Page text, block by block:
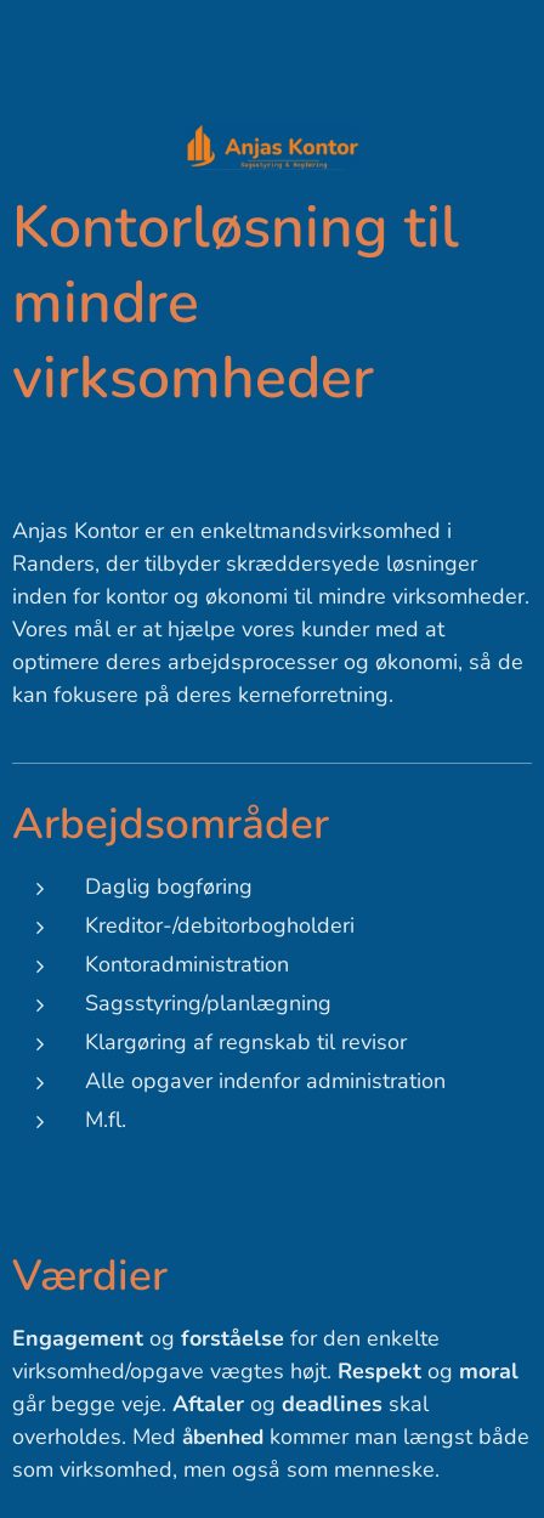
Kontorløsning til
mindre
virksomheder
Anjas Kontor er en enkeltmandsvirksomhed i
Randers, der tilbyder skræddersyede løsninger
inden for kontor og økonomi til mindre virksomheder.
Vores mål er at hjælpe vores kunder med at
optimere deres arbejdsprocesser og økonomi, så de
kan fokusere på deres kerneforretning.
Arbejdsområder
Daglig bogføring
Kreditor-/debitorbogholderi
Kontoradministration
Sagsstyring/planlægning
Klargøring af regnskab til revisor
Alle opgaver indenfor administration
M.fl.
Værdier
Engagement og forståelse for den enkelte
virksomhed/opgave vægtes højt. Respekt og moral
går begge veje. Aftaler og deadlines skal
overholdes. Med åbenhed kommer man længst både
som virksomhed, men også som menneske.